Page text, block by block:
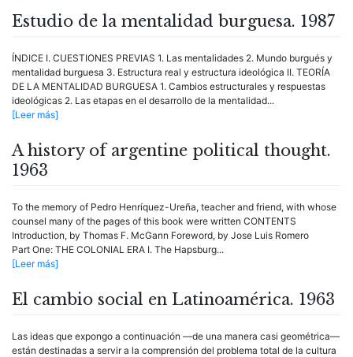
Estudio de la mentalidad burguesa. 1987
ÍNDICE I. CUESTIONES PREVIAS 1. Las mentalidades 2. Mundo burgués y
mentalidad burguesa 3. Estructura real y estructura ideológica II. TEORÍA
DE LA MENTALIDAD BURGUESA 1. Cambios estructurales y respuestas
ideológicas 2. Las etapas en el desarrollo de la mentalidad...
[Leer más]
A history of argentine political thought.
1963
To the memory of Pedro Henríquez-Ureña, teacher and friend, with whose
counsel many of the pages of this book were written CONTENTS
Introduction, by Thomas F. McGann Foreword, by Jose Luis Romero
Part One: THE COLONIAL ERA I. The Hapsburg...
[Leer más]
El cambio social en Latinoamérica. 1963
Las ideas que expongo a continuación —de una manera casi geométrica—
están destinadas a servir a la comprensión del problema total de la cultura